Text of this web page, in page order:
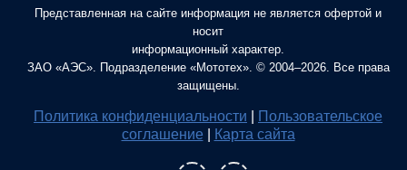
Представленная на сайте информация не является офертой и
носит
информационный характер.
ЗАО «АЭС». Подразделение «Мототех». © 2004–2026. Все права
защищены.
Политика конфиденциальности
Пользовательское
соглашение
Карта сайта